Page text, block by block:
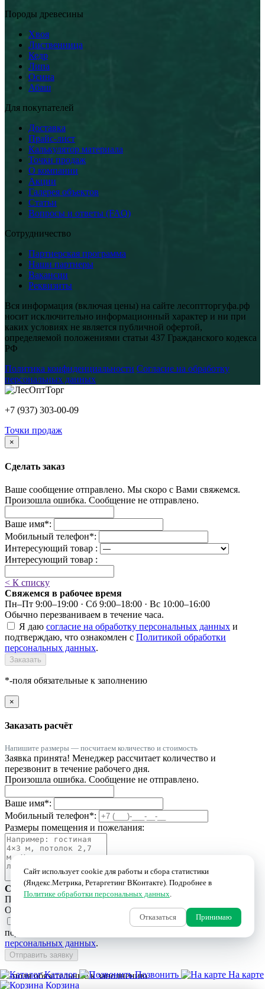
Породы древесины
Хвоя
Лиственница
Кедр
Липа
Осина
Абаш
Для покупателей
Доставка
Прайс-лист
Калькулятор материала
Точки продаж
О компании
Акции
Галерея объектов
Статьи
Вопросы и ответы (FAQ)
Сотрудничество
Партнерская программа
Наши партнеры
Вакансии
Реквизиты
Вся информация (включая цены) на сайте лесоптторгуфа.рф
носит исключительно информационный характер и ни при
каких условиях не является публичной офертой,
определяемой положениями статьи 437 Гражданского кодекса
РФ
Политика конфиденциальности Согласие на обработку
персональных данных
+7 (937) 303-00-09
Точки продаж
×
Сделать заказ
Ваше сообщение отправлено. Мы скоро с Вами свяжемся.
Произошла ошибка. Сообщение не отправлено.
Ваше имя*:
Мобильный телефон*:
Интересующий товар :
Интересующий товар :
< К списку
Свяжемся в рабочее время
Пн–Пт 9:00–19:00 · Сб 9:00–18:00 · Вс 10:00–16:00
Обычно перезваниваем в течение часа.
Я даю согласие на обработку персональных данных и
подтверждаю, что ознакомлен с Политикой обработки
персональных данных.
Заказать
*-поля обязательные к заполнению
×
Заказать расчёт
Напишите размеры — посчитаем количество и стоимость
Заявка принята! Менеджер рассчитает количество и
перезвонит в течение рабочего дня.
Произошла ошибка. Сообщение не отправлено.
Ваше имя*:
Мобильный телефон*:
Размеры помещения и пожелания:
Свяжемся в рабочее время
Пн–Пт 9:00–19:00 · Сб 9:00–18:00 · Вс 10:00–16:00
Обычно перезваниваем в течение часа.
согласие на обработку персональных данныхи
подтверждаю, что ознакомлен с
персональных данных.
Отправить заявку
*-поля обязательные к заполнению
Каталог Позвонить
На карте
Корзина
Сайт использует cookie для работы и сбора статистики
(Яндекс.Метрика, Ретаргетинг ВКонтакте). Подробнее в
Политике обработки персональных данных.
Отказаться Принимаю